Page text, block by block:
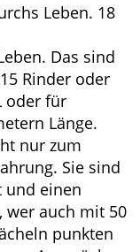
Leben. 18
Das sind
Rinder oder
oder für
Länge.
nur zum
Sie sind
und einen
wer auch mit 50
punkten